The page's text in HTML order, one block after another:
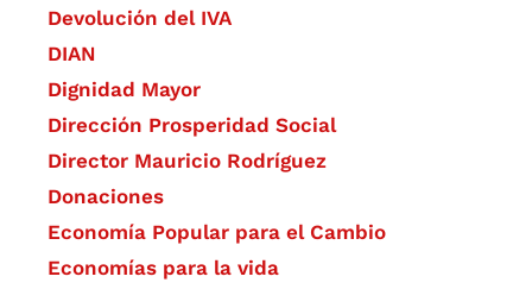
Devolución del IVA
DIAN
Dignidad Mayor
Dirección Prosperidad Social
Director Mauricio Rodríguez
Donaciones
Economía Popular para el Cambio
Economías para la vida